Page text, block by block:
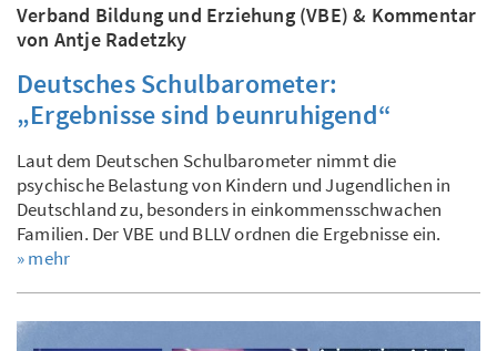
Verband Bildung und Erziehung (VBE) & Kommentar
von Antje Radetzky
Deutsches Schulbarometer:
„Ergebnisse sind beunruhigend“
Laut dem Deutschen Schulbarometer nimmt die
psychische Belastung von Kindern und Jugendlichen in
Deutschland zu, besonders in einkommensschwachen
Familien. Der VBE und BLLV ordnen die Ergebnisse ein.
» mehr